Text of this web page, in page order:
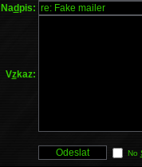
Nadpis:
Vzkaz:
No